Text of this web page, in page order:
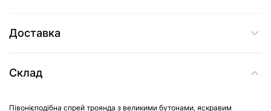
Доставка
Склад
Півонієподібна спрей троянда з великими бутонами, яскравим